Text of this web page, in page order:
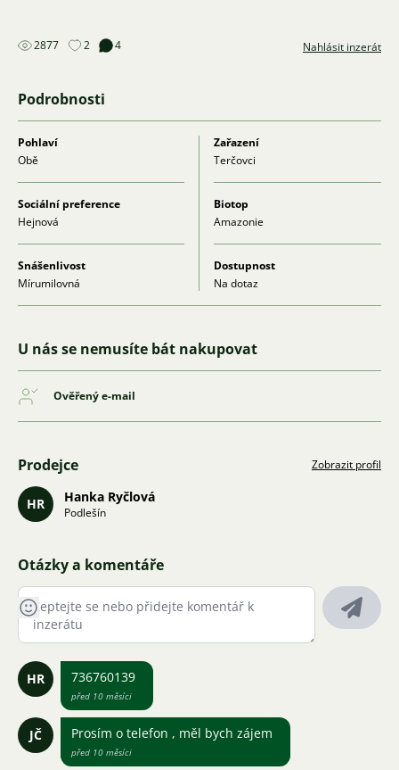
2877 2 4 Nahlásit inzerát
Podrobnosti
Pohlaví
Obě
Zařazení
Terčovci
Sociální preference
Hejnová
Biotop
Amazonie
Snášenlivost
Mírumilovná
Dostupnost
Na dotaz
U nás se nemusíte bát nakupovat
Ověřený e-mail
Prodejce Zobrazit profil
HR Hanka Ryčlová
Podlešín
Otázky a komentáře
HR 736760139
před 10 měsíci
JČ Prosím o telefon , měl bych zájem
před 10 měsíci